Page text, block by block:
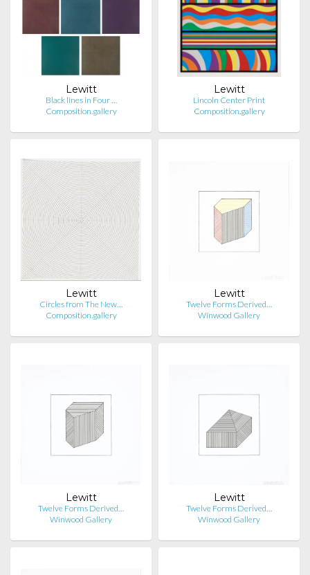
Lewitt
Black lines in Four …
Composition.gallery
Lewitt
Lincoln Center Print
Composition.gallery
Lewitt
Circles from The New…
Composition.gallery
Lewitt
Twelve Forms Derived…
Winwood Gallery
Lewitt
Twelve Forms Derived…
Winwood Gallery
Lewitt
Twelve Forms Derived…
Winwood Gallery